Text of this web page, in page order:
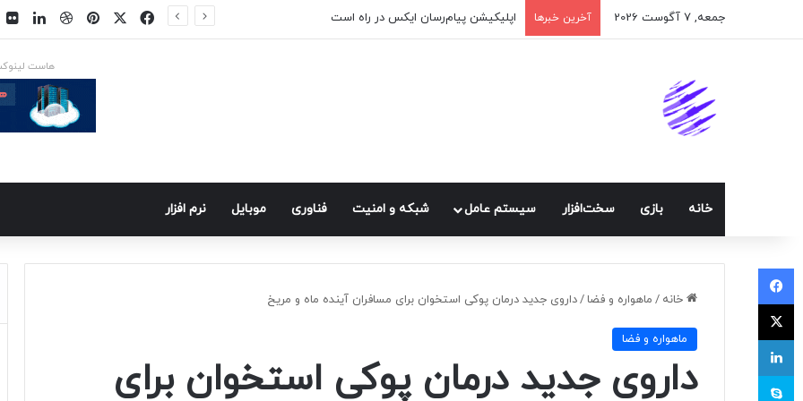
جمعه, 7 آگوست 2026 آخرین خبرها اپلیکیشن پیام‌رسان ایکس در راه است فیسبوک
ایکس پینتریستدریبببل
هاست
خانه بازی سخت‌افزار سيستم عامل شبكه و امنيت فناوری موبايل نرم افزار
خانه / ماهواره و فضا /داروی جدید درمان پوکی استخوان برای مسافران آینده ماه و مریخ
ماهواره و فضا
داروی جدید درمان پوکی استخوان برای
فیسبوک